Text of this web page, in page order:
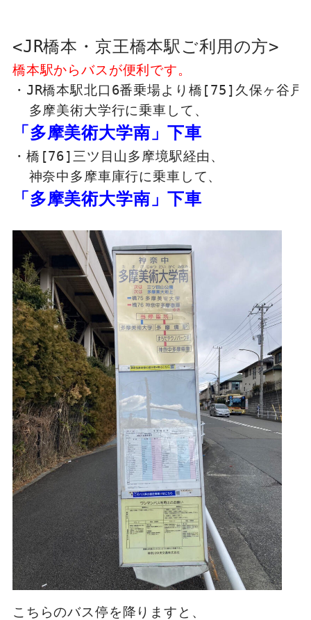
<JR橋本・京王橋本駅ご利用の方>
橋本駅からバスが便利です。
・JR橋本駅北口6番乗場より橋[75]久保ヶ谷戸
  多摩美術大学行に乗車して、
「多摩美術大学南」下車
・橋[76]三ツ目山多摩境駅経由、
  神奈中多摩車庫行に乗車して、
こちらのバス停を降りますと、